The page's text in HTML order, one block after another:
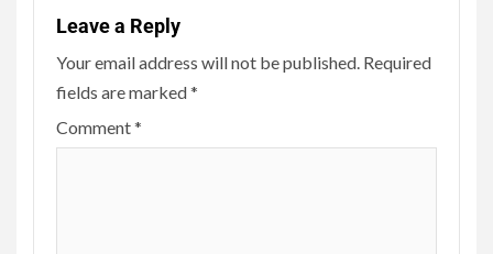
Leave a Reply
Your email address will not be published. Required
fields are marked*
Comment*